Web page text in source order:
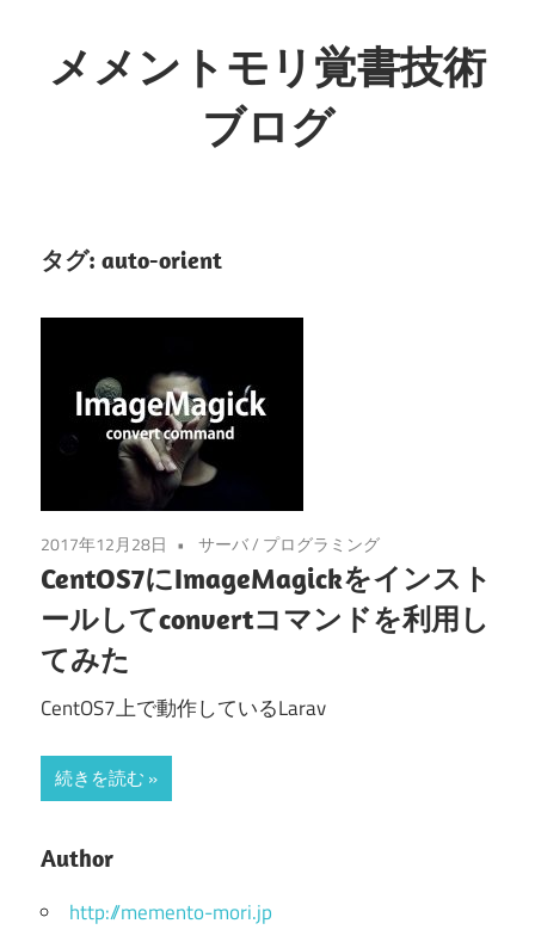
テ
キ
プ
メメントモリ覚書技術
ブログ
タグ: auto-orient
2017年12月28日 サーバ/ プログラミング
CentOS7にImageMagickをインスト
ールしてconvertコマンドを利用し
てみた
CentOS7上で動作しているLarav
続きを読む
Author
http://memento-mori.jp